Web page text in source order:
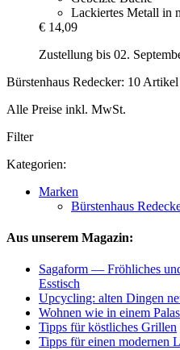
Lackiertes Metall in
€ 14,09
Zustellung bis 02.
Bürstenhaus Redecker: 10 Artikel
Alle Preise inkl. MwSt.
Filter
Kategorien:
Marken
Bürstenhaus
Aus unserem Magazin:
Sagaform — Fröhliches
Esstisch
Upcycling: alten Dingen
Wohnen wie in einem
Tipps für köstliches Grillen
Tipps für einen modernen